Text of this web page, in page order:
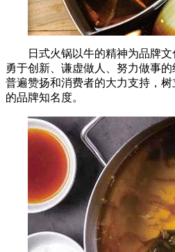
日式火锅以牛的精神为品牌
勇于创新、谦虚做人、努力做事
普遍赞扬和消费者的大力支持，
的品牌知名度。